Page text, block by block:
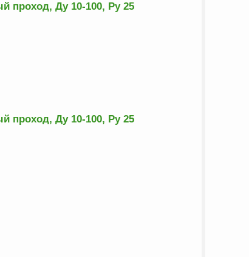
проход, Ду 10-100, Ру 25
проход, Ду 10-100, Ру 25